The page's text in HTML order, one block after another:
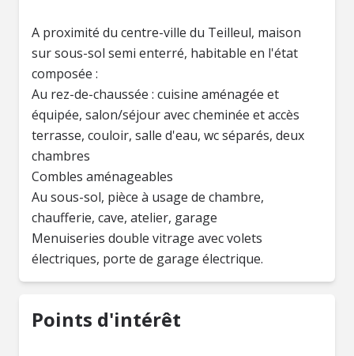
A proximité du centre-ville du Teilleul, maison
sur sous-sol semi enterré, habitable en l'état
composée :
Au rez-de-chaussée : cuisine aménagée et
équipée, salon/séjour avec cheminée et accès
terrasse, couloir, salle d'eau, wc séparés, deux
chambres
Combles aménageables
Au sous-sol, pièce à usage de chambre,
chaufferie, cave, atelier, garage
Menuiseries double vitrage avec volets
électriques, porte de garage électrique.
Points d'intérêt